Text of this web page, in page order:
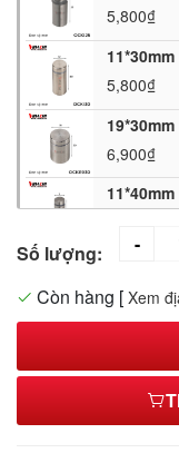
5,800₫
11*30mm
5,800₫
19*30mm
6,900₫
11*40mm
8,400₫
30*25mm
11,600₫
Số lượng:
Còn hàng [ Xem